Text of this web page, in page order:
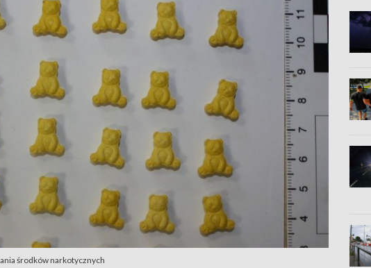
środków narkotycznych